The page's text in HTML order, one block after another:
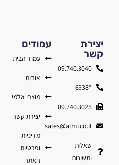
עמודים
עמוד הבית
אודות
מוצרי אלמי
יצירת קשר
מדיניות
ופרטיות
האתר
יצירת
קשר
09.740.3040
*6938
09.740.3025
sales@almi.co.il
שאלות
ותשובות